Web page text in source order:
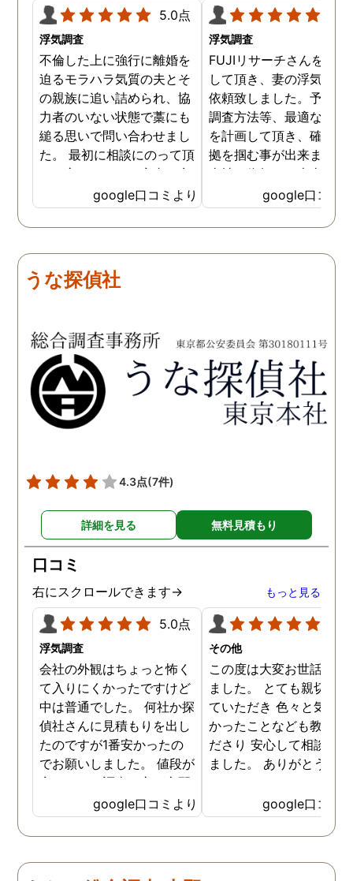
5.0点
浮気調査
不倫した上に強行に離婚を
迫るモラハラ気質の夫とそ
の親族に追い詰められ、協
力者のいない状態で藁にも
縋る思いで問い合わせまし
た。 最初に相談にのって頂
いた方も、とても率直に意
見を言っていただき、また
費用面も正直に答えていた
だき、私の望む結果を得る
言えないですが、それでも
少しでも低く抑えるアドバ
た。 調査も私の望む結果を
得るべく、尽力して頂き、
密に連絡をいただきなが
ら、丁寧に対応してくださ
いました。 おかげで、とて
も、不安で日々辛い気持ち
対応して頂いた上に、かな
り迅速に弁護士に関するア
ドバイスを頂き繋いで下さ
った事、本当に感謝してい
ます。
google口コミより
浮気調査
FUJIリサーチさんをご紹
して頂き、妻の浮気調査
依頼致しました。予算か
調査方法等、最適なやり
を計画して頂き、確実な
拠を掴む事が出来ました
当社に依頼して本当に良
ったと実感しております
依頼中にはいろいろな相
も聞いて頂き、救われる
謝しております。 私と
何かありましたらご相談
せて頂きたいと思います
google口コミ
うな探偵社
4.3点(7件)
詳細を見る 無料見積もり
口コミ
右にスクロールできます→ もっと見る
5.0点
浮気調査
会社の外観はちょっと怖く
て入りにくかったですけど
中は普通でした。 何社か探
偵社さんに見積もりを出し
たのですが1番安かったの
でお願いしました。 値段が
安いので、調査の方が心配
でしたがしっかり浮気の証
拠を押さえて頂けました。
ありがとう御座いました。
探偵に頼む事のない人生を
google口コミより
その他
この度は大変お世話にな
ました。 とても親切に
ていただき 色々と気付
かったことなども教えて
ださり 安心して相談が
ました。 ありがとうご
google口コミ